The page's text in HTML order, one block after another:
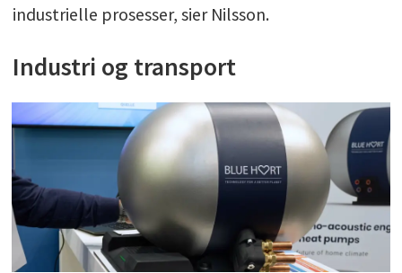
industrielle prosesser, sier Nilsson.
Industri og transport